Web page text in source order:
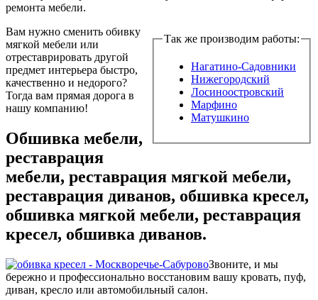
ремонта мебели.
Так же производим работы:
Нагатино-Садовники
Нижегородский
Лосиноостровский
Марфино
Матушкино
Вам нужно сменить обивку
мягкой мебели или
отреставрировать другой
предмет интерьера быстро,
качественно и недорого?
Тогда вам прямая дорога в
нашу компанию!
Обшивка мебели,
реставрация
мебели, реставрация мягкой мебели,
реставрация диванов, обшивка кресел,
обшивка мягкой мебели, реставрация
кресел, обшивка диванов.
Звоните, и мы
бережно и профессионально восстановим вашу кровать, пуф,
диван, кресло или автомобильный салон.